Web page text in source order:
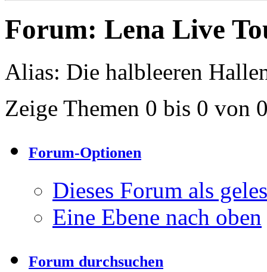
Forum: Lena Live
Alias: Die halbleeren
Zeige Themen 0 bis 0 von
Forum-Optionen
Dieses Forum als
Eine Ebene nach oben
Forum durchsuchen